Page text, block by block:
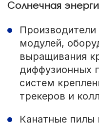
Солнечная
Производители
модулей,
выращивания
диффузионных
систем
трекеров и
Канатные пилы